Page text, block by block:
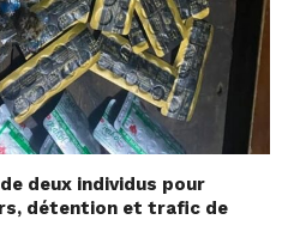
deux individus pour
détention et trafic de